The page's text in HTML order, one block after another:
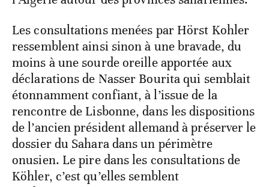
Les consultations menées par Hörst Kohler
ressemblent ainsi sinon à une bravade, du
moins à une sourde oreille apportée aux
déclarations de Nasser Bourita qui semblait
étonnamment confiant, à l’issue de la
rencontre de Lisbonne, dans les dispositions
de l’ancien président allemand à préserver le
dossier du Sahara dans un périmètre
onusien. Le pire dans les consultations de
Köhler, c’est qu’elles semblent